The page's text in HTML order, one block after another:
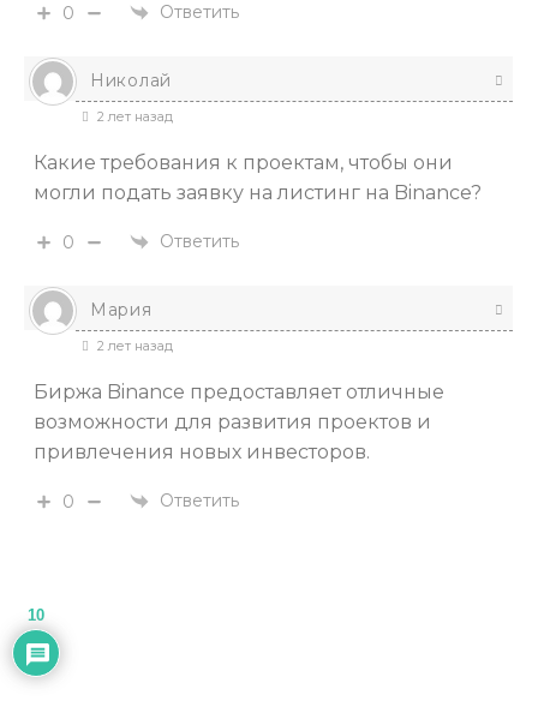
0 Ответить
Николай
2 лет назад
Какие требования к проектам, чтобы они
могли подать заявку на листинг на Binance?
0 Ответить
Мария
2 лет назад
Биржа Binance предоставляет отличные
возможности для развития проектов и
привлечения новых инвесторов.
0 Ответить
10